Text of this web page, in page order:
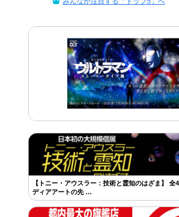
【トニー・アウスラー：技術と霊知のはざま】 全
ディアアートの先 …